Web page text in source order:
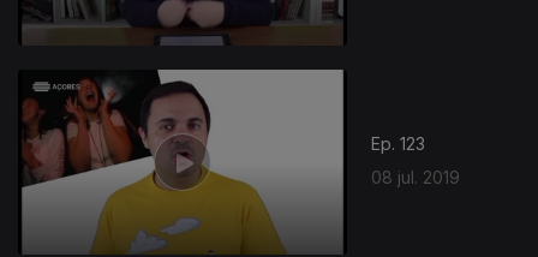
Ep. 123
08 jul. 2019